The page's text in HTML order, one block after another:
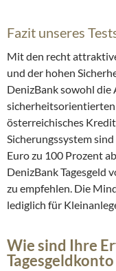
Fazit unseres
Mit den recht
und der hohen
DenizBank sowohl die
sicherheitsorientierten
österreichisches
Sicherungssystem
Euro zu 100 Prozent
DenizBank Tagesgeld
zu empfehlen. Die
lediglich für
Wie sind Ihre